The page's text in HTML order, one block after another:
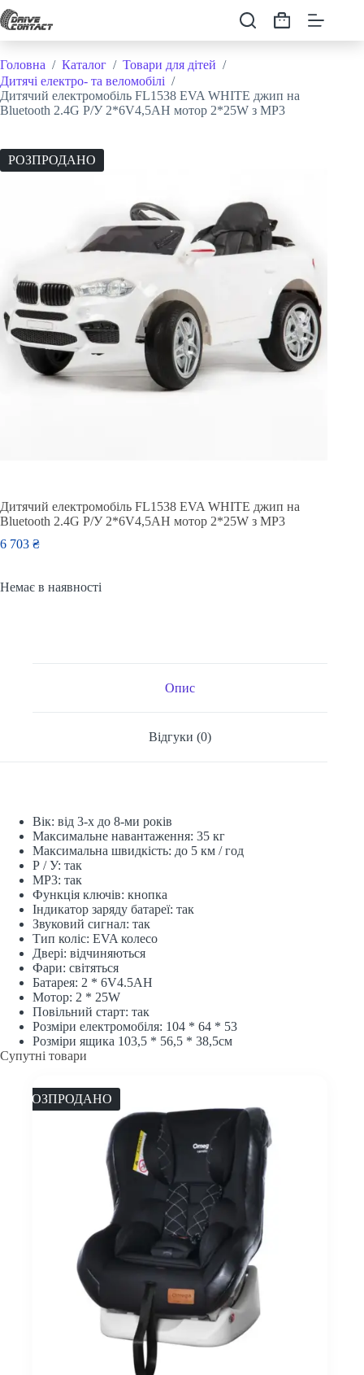
Перейти
до
Кошик
Головна / Каталог / Товари для дітей /
Дитячі електро- та веломобілі /
Дитячий електромобіль FL1538 EVA WHITE джип на
Bluetooth 2.4G Р/У 2*6V4,5AH мотор 2*25W з MP3
РОЗПРОДАНО
Дитячий електромобіль FL1538 EVA WHITE джип на
Bluetooth 2.4G Р/У 2*6V4,5AH мотор 2*25W з MP3
6 703 ₴
Немає в наявності
Опис
Відгуки (0)
Вік: від 3-х до 8-ми років
Максимальне навантаження: 35 кг
Максимальна швидкість: до 5 км / год
Р / У: так
МР3: так
Функція ключів: кнопка
Індикатор заряду батареї: так
Звуковий сигнал: так
Тип коліс: EVA колесо
Двері: відчиняються
Фари: світяться
Батарея: 2 * 6V4.5AH
Мотор: 2 * 25W
Повільний старт: так
Розміри електромобіля: 104 * 64 * 53
Розміри ящика 103,5 * 56,5 * 38,5см
Супутні товари
РОЗПРОДАНО